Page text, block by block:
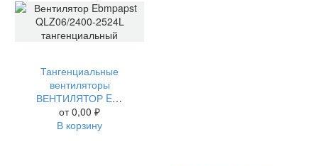
Тангенциальные
вентиляторы
ВЕНТИЛЯТОР EBMPAPST QLZ06/2400-2524L ТАНГЕНЦИАЛЬНЫЙ
от0,00 ₽
В корзину